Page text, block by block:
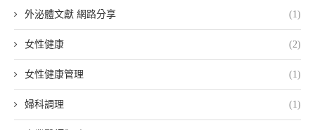
外泌體文獻 網路分享 (1)
女性健康 (2)
女性健康管理 (1)
婦科調理 (1)